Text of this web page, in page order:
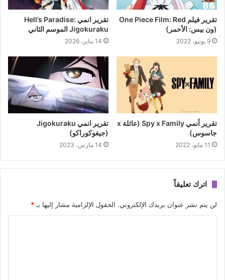
تقرير فيلم One Piece Film: Red
(ون بيس: الأحمر)
9 يونيو، 2022
تقرير انمي Hell’s Paradise:
Jigokuraku الموسم الثاني
14 يناير، 2026
تقرير أنمي Spy x Family (عائلة x
جاسوس)
11 مايو، 2022
تقرير انمي Jigokuraku
(جيغوكوراكو)
14 مارس، 2023
اترك تعليقاً
لن يتم نشر عنوان بريدك الإلكتروني. الحقول الإلزامية مشار إليها بـ *